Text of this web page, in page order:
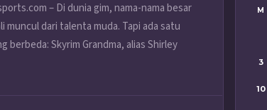
– Di dunia gim, nama-nama besar
muncul dari talenta muda. Tapi ada satu
berbeda: Skyrim Grandma, alias Shirley
M
3
10